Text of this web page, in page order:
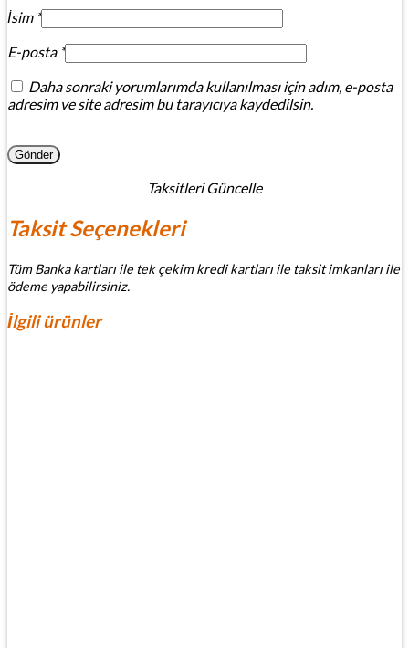
İsim *
E-posta *
Daha sonraki yorumlarımda kullanılması için adım, e-posta
adresim ve site adresim bu tarayıcıya kaydedilsin.
Taksitleri Güncelle
Taksit Seçenekleri
Tüm Banka kartları ile tek çekim kredi kartları ile taksit imkanları ile
ödeme yapabilirsiniz.
İlgili ürünler